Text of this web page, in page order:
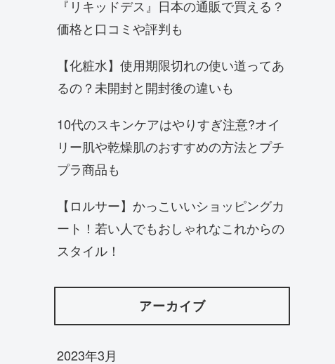
『リキッドデス』日本の通販で買える？
価格と口コミや評判も
【化粧水】使用期限切れの使い道ってあ
るの？未開封と開封後の違いも
10代のスキンケアはやりすぎ注意?オイ
リー肌や乾燥肌のおすすめの方法とプチ
プラ商品も
【ロルサー】かっこいいショッピングカ
ート！若い人でもおしゃれなこれからの
スタイル！
アーカイブ
2023年3月